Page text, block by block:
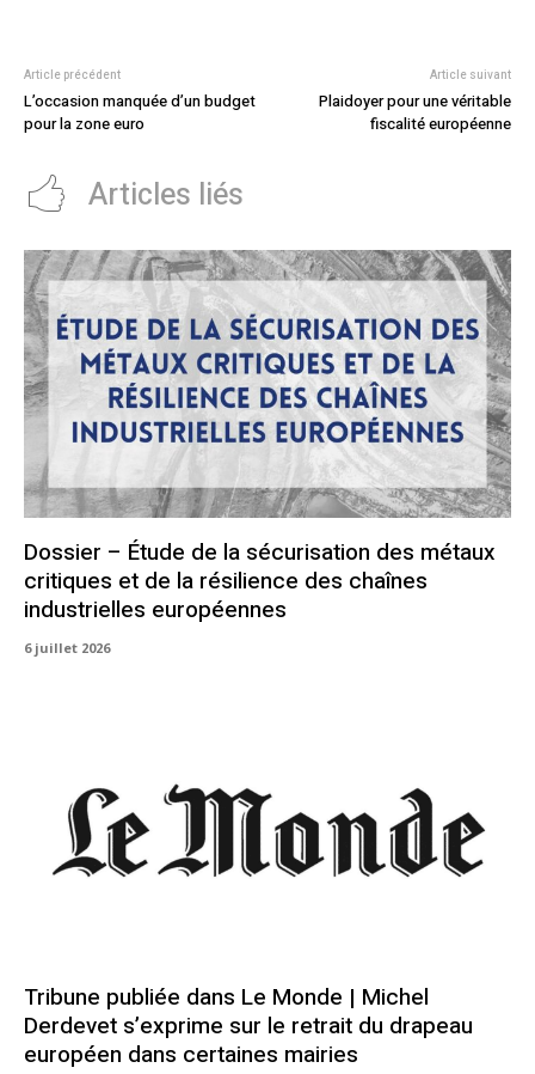
Article précédent
L’occasion manquée d’un budget
pour la zone euro
Article suivant
Plaidoyer pour une véritable
fiscalité européenne
Articles liés
Dossier – Étude de la sécurisation des métaux
critiques et de la résilience des chaînes
industrielles européennes
6 juillet 2026
Tribune publiée dans Le Monde | Michel
Derdevet s’exprime sur le retrait du drapeau
européen dans certaines mairies